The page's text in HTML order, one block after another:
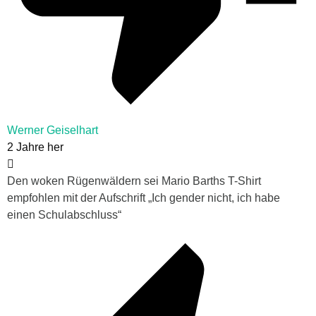
Werner Geiselhart
2 Jahre her
Den woken Rügenwäldern sei Mario Barths T-Shirt
empfohlen mit der Aufschrift „Ich gender nicht, ich habe
einen Schulabschluss“